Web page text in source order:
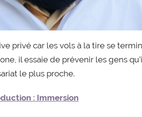
privé car les vols à la tire se
il essaie de prévenir les gens
le plus proche.
: Immersion